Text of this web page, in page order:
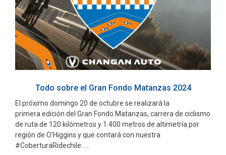
Todo sobre el Gran Fondo Matanzas 2024
El próximo domingo 20 de octubre se realizará la
primera edición del Gran Fondo Matanzas, carrera de ciclismo
de ruta de 120 kilómetros y 1.400 metros de altimetría por
región de O’Higgins y que contará con nuestra
#CoberturaRidechile. ...